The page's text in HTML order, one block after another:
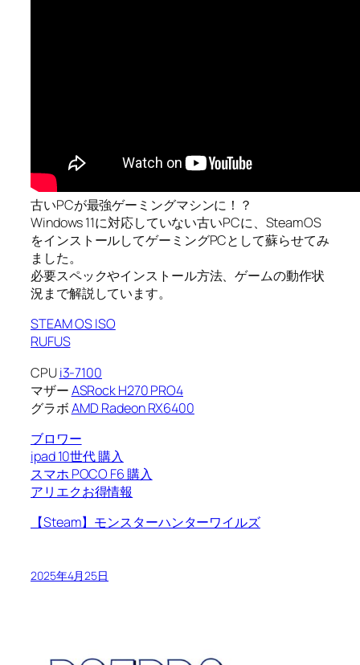
古いPCが最強ゲーミングマシンに！？
Windows 11に対応していない古いPCに、SteamOS
をインストールしてゲーミングPCとして蘇らせてみ
ました。
必要スペックやインストール方法、ゲームの動作状
況まで解説しています。
STEAM OS ISO
RUFUS
CPUi3-7100
マザーASRock H270 PRO4
グラボAMD Radeon RX6400
ブロワー
ipad 10世代 購入
スマホ POCO F6 購入
アリエクお得情報
【Steam】モンスターハンターワイルズ
2025年4月25日